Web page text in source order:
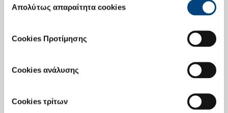
συγκατάθεσης
Απολύτως απαραίτητα cookies
Cookies Προτίμησης
Cookies ανάλυσης
Cookies τρίτων
Ενημέρωση Επενδυτών
Εταιρική Παρουσίαση
Επενδυτές Ομολογιών